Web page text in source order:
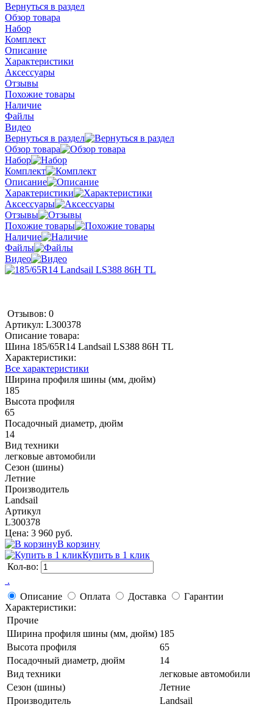
Вернуться в раздел
Обзор товара
Набор
Комплект
Описание
Характеристики
Аксессуары
Отзывы
Похожие товары
Наличие
Файлы
Видео
Вернуться в раздел
Обзор товара
Набор
Комплект
Описание
Характеристики
Аксессуары
Отзывы
Похожие товары
Наличие
Файлы
Видео
Отзывов: 0
Артикул: L300378
Описание товара:
Шина 185/65R14 Landsail LS388 86H TL
Характеристики:
Все характеристики
Ширина профиля шины (мм, дюйм)
185
Высота профиля
65
Посадочный диаметр, дюйм
14
Вид техники
легковые автомобили
Сезон (шины)
Летние
Производитель
Landsail
Артикул
L300378
Цена: 3 960 руб.
В корзину
Купить в 1 клик
Кол-во:
 .
Описание
Оплата Доставка
Гарантии
Характеристики:
Прочие
Ширина профиля шины (мм, дюйм) 185
Высота профиля
65
Посадочный диаметр, дюйм
14
Вид техники
легковые автомобили
Сезон (шины)
Летние
Производитель
Landsail